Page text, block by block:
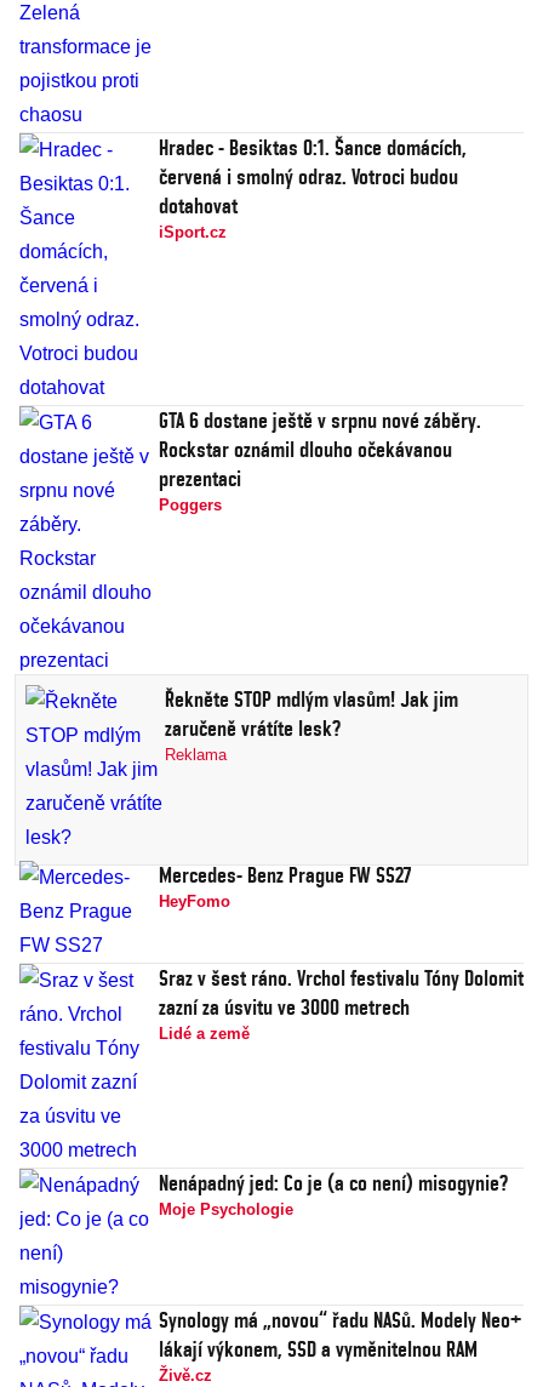
Hradec - Besiktas 0:1. Šance domácích,
červená i smolný odraz. Votroci budou
dotahovat
iSport.cz
GTA 6 dostane ještě v srpnu nové záběry.
Rockstar oznámil dlouho očekávanou
prezentaci
Poggers
Řekněte STOP mdlým vlasům! Jak jim
zaručeně vrátíte lesk?
Reklama
Mercedes- Benz Prague FW SS27
HeyFomo
Sraz v šest ráno. Vrchol festivalu Tóny Dolomit
zazní za úsvitu ve 3000 metrech
Lidé a země
Nenápadný jed: Co je (a co není) misogynie?
Moje Psychologie
Synology má „novou“ řadu NASů. Modely Neo+
lákají výkonem, SSD a vyměnitelnou RAM
Živě.cz